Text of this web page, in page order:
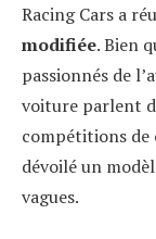
Racing Cars a
modifiée. Bien
passionnés de
voiture parlent
compétitions de
dévoilé un
vagues.